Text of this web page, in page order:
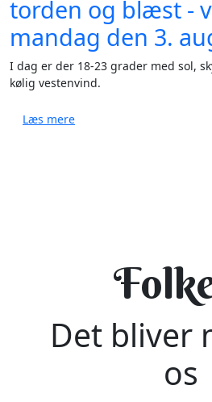
torden og blæst -
mandag den 3.
I dag er der 18-23 grader med sol,
kølig vestenvind.
Læs mereom Ugens vejr: Fra
Det bliver
os